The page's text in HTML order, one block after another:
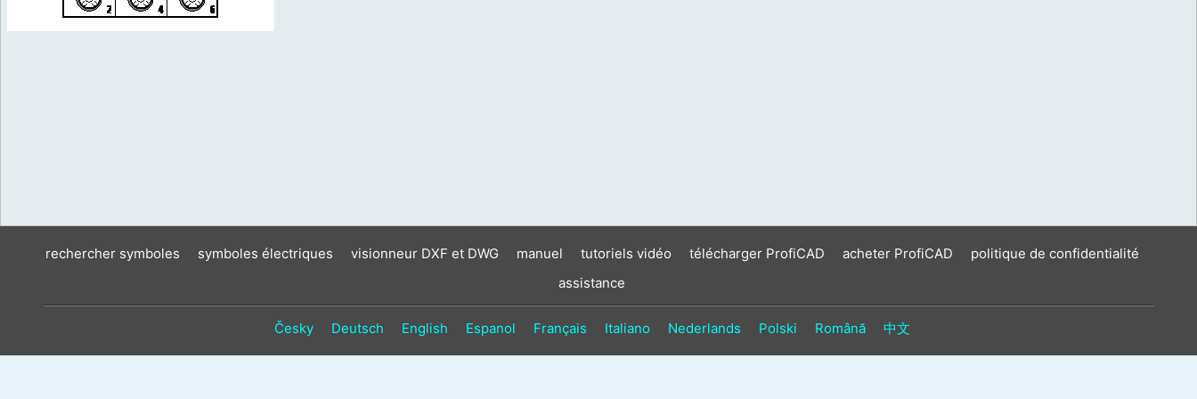
rechercher symboles symboles électriques visionneur DXF et DWG manuel tutoriels vidéo télécharger ProfiCAD acheter ProfiCAD
politique de confidentialité
assistance
Česky Deutsch English Espanol Français Italiano Nederlands Polski Română 中文